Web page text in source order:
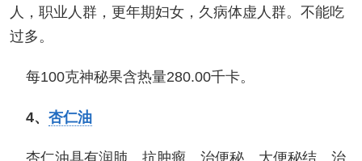
人，职业人群，更年期妇女，久病体虚人群。不能吃
过多。
每100克神秘果含热量280.00千卡。
4、 杏仁油
杏仁油具有润肺、抗肿瘤、治便秘、大便秘结、治